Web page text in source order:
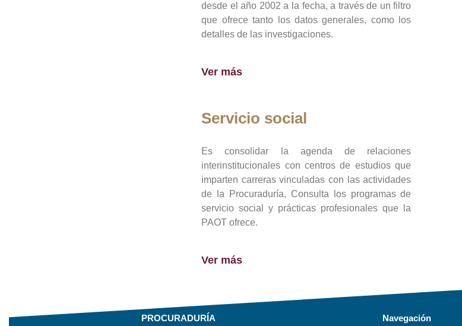
desde el año 2002 a la fecha, a través de un filtro
que ofrece tanto los datos generales, como los
detalles de las investigaciones.
Ver más
Servicio social
Es consolidar la agenda de relaciones
interinstitucionales con centros de estudios que
imparten carreras vinculadas con las actividades
de la Procuraduría, Consulta los programas de
servicio social y prácticas profesionales que la
PAOT ofrece.
Ver más
PROCURADURÍA Navegación